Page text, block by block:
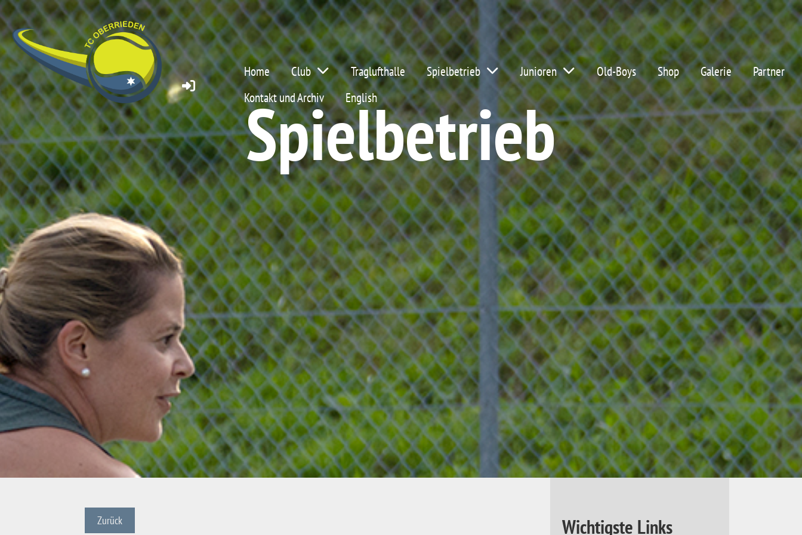
Home Club Traglufthalle Spielbetrieb Junioren Old-Boys Shop Galerie
Partner
Kontakt und Archiv
English
Spielbetrieb
Zurück Wichtigste Links